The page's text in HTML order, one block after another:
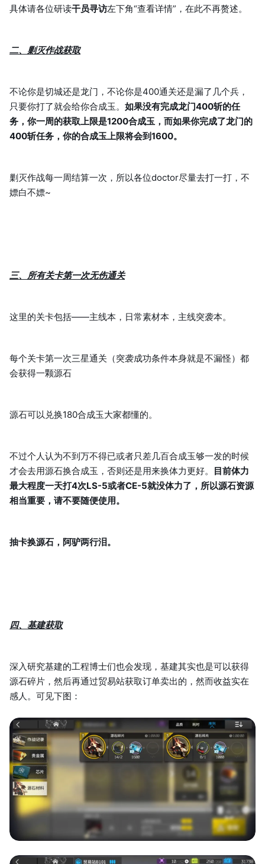
具体请各位研读干员寻访左下角“查看详情”，在此不再赘述。
二、剿灭作战获取
不论你是切城还是龙门，不论你是400通关还是漏了几个兵，
只要你打了就会给你合成玉。 如果没有完成龙门400斩的任
务，你一周的获取上限是1200合成玉，而如果你完成了龙门的
400斩任务，你的合成玉上限将会到1600。
剿灭作战每一周结算一次，所以各位doctor尽量去打一打，不
嫖白不嫖~
三、所有关卡第一次无伤通关
这里的关卡包括——主线本，日常素材本，主线突袭本。
每个关卡第一次三星通关（突袭成功条件本身就是不漏怪）都
会获得一颗源石
源石可以兑换180合成玉大家都懂的。
不过个人认为不到万不得已或者只差几百合成玉够一发的时候
才会去用源石换合成玉，否则还是用来换体力更好。
目前体力
最大程度一天打4次LS-5或者CE-5就没体力了，所以源石资源
相当重要，请不要随便使用。
抽卡换源石，阿驴两行泪。
四、基建获取
深入研究基建的工程博士们也会发现，基建其实也是可以获得
源石碎片，然后再通过贸易站获取订单卖出的，然而收益实在
感人。可见下图：